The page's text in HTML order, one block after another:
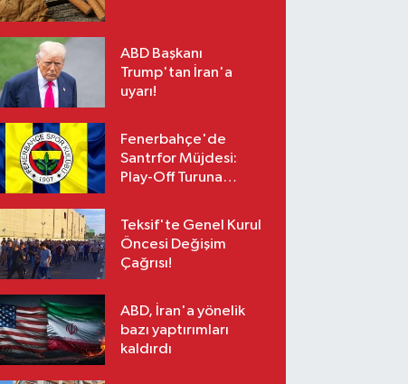
ABD Başkanı
Trump'tan İran'a
uyarı!
Fenerbahçe'de
Santrfor Müjdesi:
Play-Off Turuna
Teksif'te Genel Kurul
Öncesi Değişim
Çağrısı!
ABD, İran'a yönelik
bazı yaptırımları
kaldırdı